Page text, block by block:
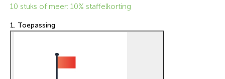
10 stuks of meer: 10% staffelkorting
1. Toepassing